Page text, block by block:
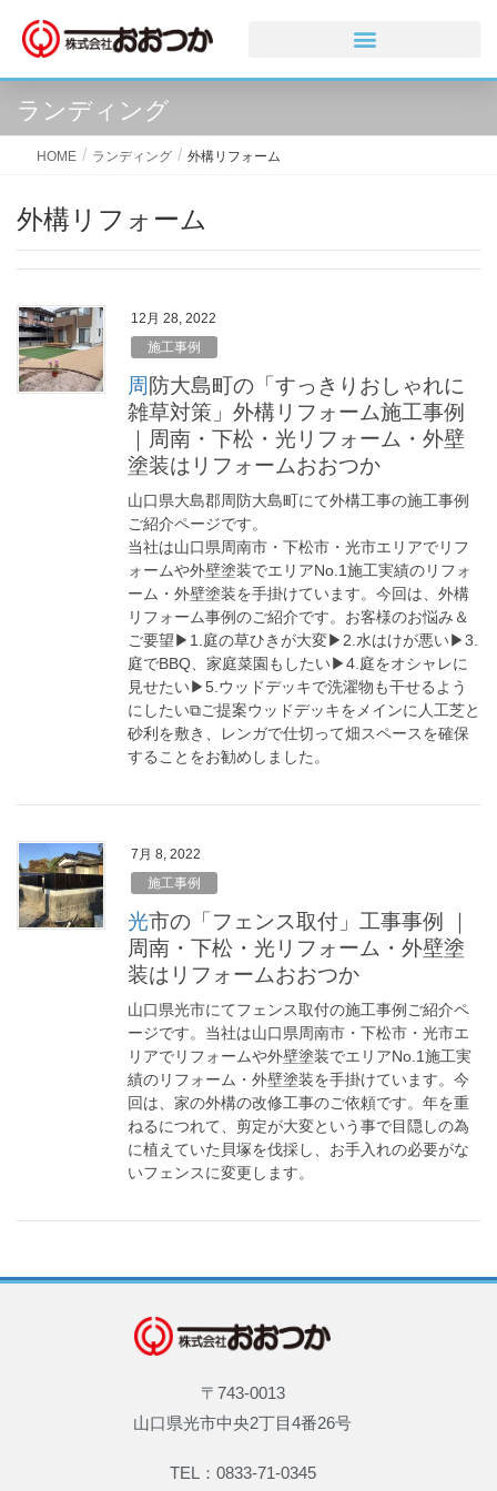
ランディング
HOME ランディング 外構リフォーム
外構リフォーム
12月 28, 2022
施工事例
周防大島町の「すっきりおしゃれに
雑草対策」外構リフォーム施工事例
｜周南・下松・光リフォーム・外壁
塗装はリフォームおおつか
山口県大島郡周防大島町にて外構工事の施工事例
ご紹介ページです。
当社は山口県周南市・下松市・光市エリアでリフ
ォームや外壁塗装でエリアNo.1施工実績のリフォ
ーム・外壁塗装を手掛けています。今回は、外構
リフォーム事例のご紹介です。お客様のお悩み＆
ご要望▶︎1.庭の草ひきが大変▶︎2.水はけが悪い▶︎3.
庭でBBQ、家庭菜園もしたい▶︎4.庭をオシャレに
見せたい▶︎5.ウッドデッキで洗濯物も干せるよう
にしたい⧉ご提案ウッドデッキをメインに人工芝と
砂利を敷き、レンガで仕切って畑スペースを確保
することをお勧めしました。
7月 8, 2022
施工事例
光市の「フェンス取付」工事事例 ｜
周南・下松・光リフォーム・外壁塗
装はリフォームおおつか
山口県光市にてフェンス取付の施工事例ご紹介ペ
ージです。当社は山口県周南市・下松市・光市エ
リアでリフォームや外壁塗装でエリアNo.1施工実
績のリフォーム・外壁塗装を手掛けています。今
回は、家の外構の改修工事のご依頼です。年を重
ねるにつれて、剪定が大変という事で目隠しの為
に植えていた貝塚を伐採し、お手入れの必要がな
いフェンスに変更します。
〒743-0013
山口県光市中央2丁目4番26号
TEL：0833-71-0345